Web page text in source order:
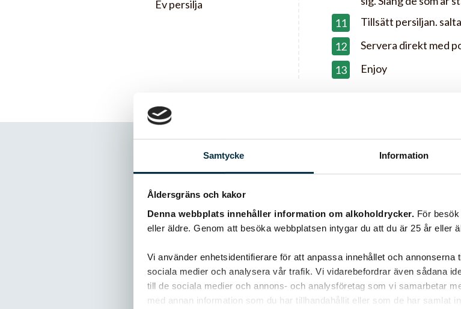
Samtycke Information
Åldersgräns och kakor
Denna webbplats innehåller information om alkoholdrycker. För
eller äldre. Genom att besöka webbplatsen intygar du att du är 25 år eller
Vi använder enhetsidentifierare för att anpassa innehållet och annonserna
sociala medier och analysera vår trafik. Vi vidarebefordrar även sådana
till de sociala medier och annons- och analysföretag som vi samarbetar
med annan information som du har tillhandahållit eller som de har samlat
Ev persilja
Tillsätt persiljan.
Servera direkt med
Enjoy
Kommentarer
@verlandes
Brukar göra detta med en trappisöl istället för vitt